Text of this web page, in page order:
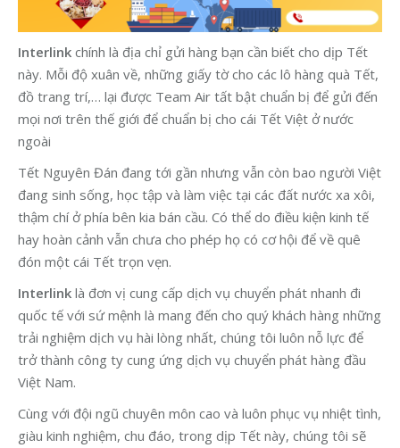
Interlink chính là địa chỉ gửi hàng bạn cần biết cho dịp Tết
này. Mỗi độ xuân về, những giấy tờ cho các lô hàng quà Tết,
đồ trang trí,… lại được Team Air tất bật chuẩn bị để gửi đến
mọi nơi trên thế giới để chuẩn bị cho cái Tết Việt ở nước
ngoài
Tết Nguyên Đán đang tới gần nhưng vẫn còn bao người Việt
đang sinh sống, học tập và làm việc tại các đất nước xa xôi,
thậm chí ở phía bên kia bán cầu. Có thể do điều kiện kinh tế
hay hoàn cảnh vẫn chưa cho phép họ có cơ hội để về quê
đón một cái Tết trọn vẹn.
Interlink là đơn vị cung cấp dịch vụ chuyển phát nhanh đi
quốc tế với sứ mệnh là mang đến cho quý khách hàng những
trải nghiệm dịch vụ hài lòng nhất, chúng tôi luôn nỗ lực để
trở thành công ty cung ứng dịch vụ chuyển phát hàng đầu
Việt Nam.
Cùng với đội ngũ chuyên môn cao và luôn phục vụ nhiệt tình,
giàu kinh nghiệm, chu đáo, trong dịp Tết này, chúng tôi sẽ